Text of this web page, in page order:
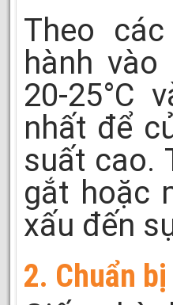
Theo
hành
20-25°C
nhất để
suất cao.
gắt hoặc
xấu đến
2. Chuẩn